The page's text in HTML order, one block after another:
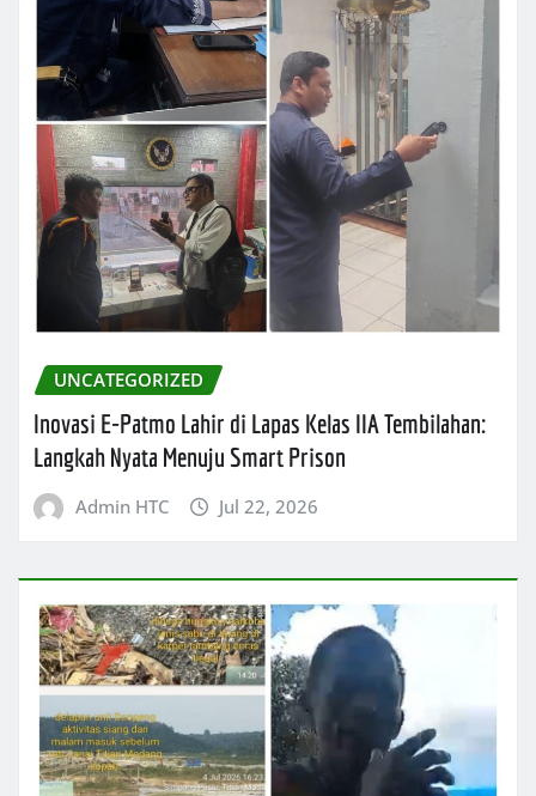
UNCATEGORIZED
Inovasi E-Patmo Lahir di Lapas Kelas IIA Tembilahan:
Langkah Nyata Menuju Smart Prison
Admin HTC Jul 22, 2026